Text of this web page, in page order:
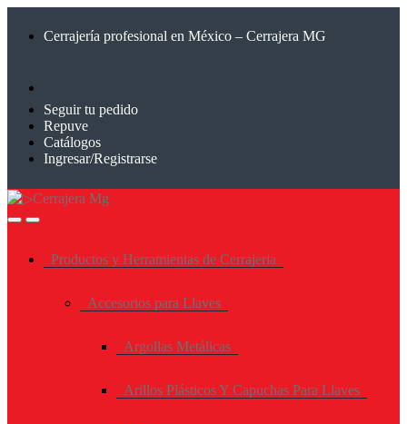
Cerrajería profesional en México – Cerrajera MG
Seguir tu pedido
Repuve
Catálogos
Ingresar/Registrarse
Productos y Herramientas de Cerrajeria
Accesorios para Llaves
Argollas Metálicas
Arillos Plásticos Y Capuchas Para Llaves